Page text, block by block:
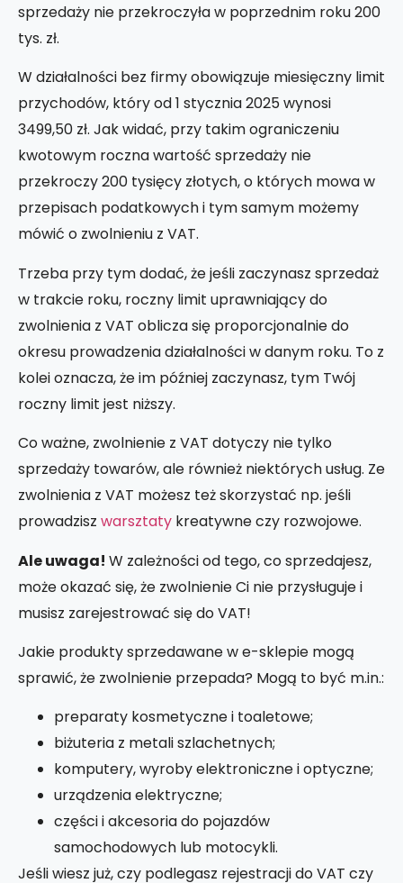
sprzedaży nie przekroczyła w poprzednim roku 200
tys. zł.
W działalności bez firmy obowiązuje miesięczny limit
przychodów, który od 1 stycznia 2025 wynosi
3499,50 zł. Jak widać, przy takim ograniczeniu
kwotowym roczna wartość sprzedaży nie
przekroczy 200 tysięcy złotych, o których mowa w
przepisach podatkowych i tym samym możemy
mówić o zwolnieniu z VAT.
Trzeba przy tym dodać, że jeśli zaczynasz sprzedaż
w trakcie roku, roczny limit uprawniający do
zwolnienia z VAT oblicza się proporcjonalnie do
okresu prowadzenia działalności w danym roku. To z
kolei oznacza, że im później zaczynasz, tym Twój
roczny limit jest niższy.
Co ważne, zwolnienie z VAT dotyczy nie tylko
sprzedaży towarów, ale również niektórych usług. Ze
zwolnienia z VAT możesz też skorzystać np. jeśli
prowadzisz warsztaty kreatywne czy rozwojowe.
Ale uwaga! W zależności od tego, co sprzedajesz,
może okazać się, że zwolnienie Ci nie przysługuje i
musisz zarejestrować się do VAT!
Jakie produkty sprzedawane w e-sklepie mogą
sprawić, że zwolnienie przepada? Mogą to być m.in.:
preparaty kosmetyczne i toaletowe;
biżuteria z metali szlachetnych;
komputery, wyroby elektroniczne i optyczne;
urządzenia elektryczne;
części i akcesoria do pojazdów
samochodowych lub motocykli.
Jeśli wiesz już, czy podlegasz rejestracji do VAT czy